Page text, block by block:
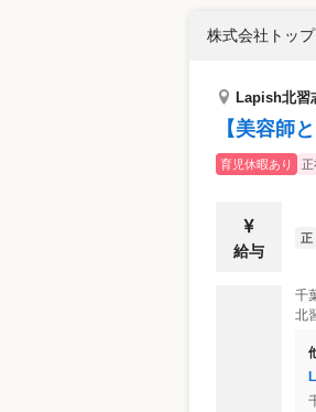
株式会社トップ
Lapish北習
【美容師
育児休暇あり 正
給与
正
千
北